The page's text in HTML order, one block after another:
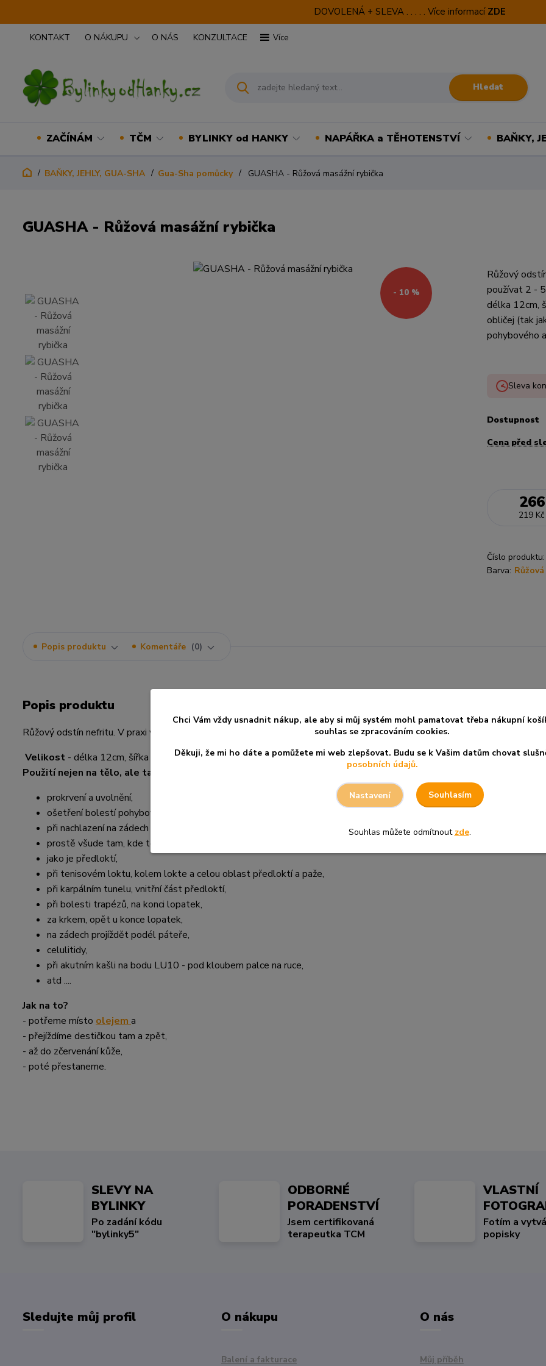
DOVOLENÁ + SLEVA . . . . . Více informací ZDE
KONTAKT O NÁKUPU O NÁS KONZULTACE Více
Hledat
ZAČÍNÁM TČM BYLINKY od HANKY NAPÁŘKA a TĚHOTENSTVÍ BAŇKY,
BAŇKY, JEHLY, GUA-SHA Gua-Sha pomůcky GUASHA - Růžová masážní rybička
GUASHA - Růžová masážní rybička
- 10 %
Růžový
používat 2 -
délka 12cm,
obličej (tak
pohybového
Sleva
Dostupnost
Cena před
219 Kč
Číslo produktu:
Barva: Růžová
Popis produktu Komentáře 0
Popis produktu
Růžový odstín nefritu. V praxi velmi využívaná pomůcka. Můžete ji používat 2 - 5x denně, podle problému a podle potřeby.
Velikost - délka 12cm, šířka 3,5 až 4cm.
Použití nejen na tělo, ale také vhodná na obličej (tak jako všechny kameny):
prokrvení a uvolnění,
ošetření bolestí pohybového aparátu,
při nachlazení na zádech a v oblasti plic ze předu i ze zadu,
prostě všude tam, kde to bolí,
jako je předloktí,
při tenisovém loktu, kolem lokte a celou oblast předloktí a paže,
při karpálním tunelu, vnitřní část předloktí,
při bolesti trapézů, na konci lopatek,
za krkem, opět u konce lopatek,
na zádech projíždět podél páteře,
celulitidy,
při akutním kašli na bodu LU10 - pod kloubem palce na ruce,
atd ....
Jak na to?
- potřeme místo olejem a
- přejíždíme destičkou tam a zpět,
- až do zčervenání kůže,
- poté přestaneme.
SLEVY NA
BYLINKY
Po zadání kódu
"bylinky5"
ODBORNÉ
PORADENSTVÍ
Jsem certifikovaná
terapeutka TCM
VLASTNÍ
Fotím a
popisky
Sledujte můj profil O nákupu
Balení a fakturace
O nás
Můj příběh
Chci Vám vždy usnadnit nákup, ale aby si můj systém mohl pamatovat třeba nákupní
souhlas se zpracováním cookies.
Děkuji, že mi ho dáte a pomůžete mi web zlepšovat. Budu se k Vašim datům chovat
posobních údajů.
Nastavení Souhlasím
Souhlas můžete odmítnout zde.